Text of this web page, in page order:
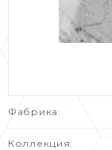
Фабрика:
Коллекция: